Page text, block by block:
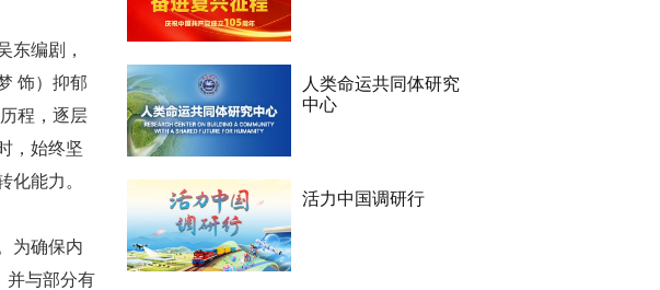
东编剧，
饰）抑郁
程，逐层
，始终坚
化能力。
为确保内
并与部分有
人类命运共同体研究
中心
活力中国调研行